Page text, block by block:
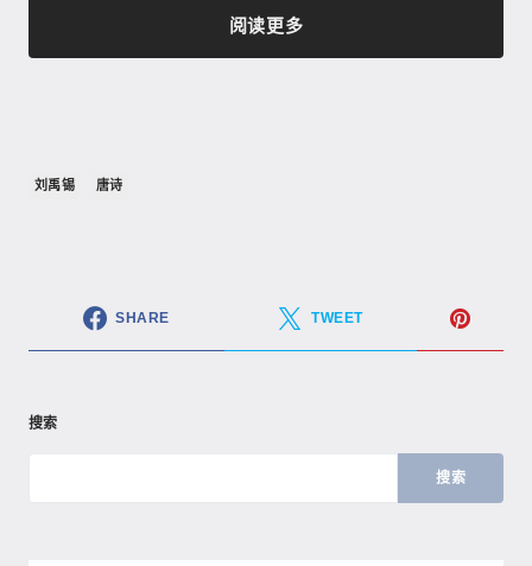
阅读更多
刘禹锡 唐诗
SHARE TWEET
搜索
搜索